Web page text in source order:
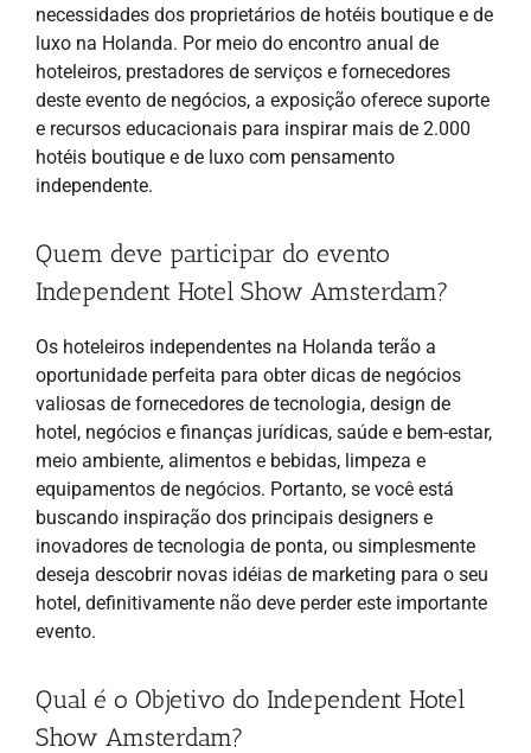
necessidades dos proprietários de hotéis boutique e de
luxo na Holanda. Por meio do encontro anual de
hoteleiros, prestadores de serviços e fornecedores
deste evento de negócios, a exposição oferece suporte
e recursos educacionais para inspirar mais de 2.000
hotéis boutique e de luxo com pensamento
independente.
Quem deve participar do evento
Independent Hotel Show Amsterdam?
Os hoteleiros independentes na Holanda terão a
oportunidade perfeita para obter dicas de negócios
valiosas de fornecedores de tecnologia, design de
hotel, negócios e finanças jurídicas, saúde e bem-estar,
meio ambiente, alimentos e bebidas, limpeza e
equipamentos de negócios. Portanto, se você está
buscando inspiração dos principais designers e
inovadores de tecnologia de ponta, ou simplesmente
deseja descobrir novas idéias de marketing para o seu
hotel, definitivamente não deve perder este importante
evento.
Qual é o Objetivo do Independent Hotel
Show Amsterdam?